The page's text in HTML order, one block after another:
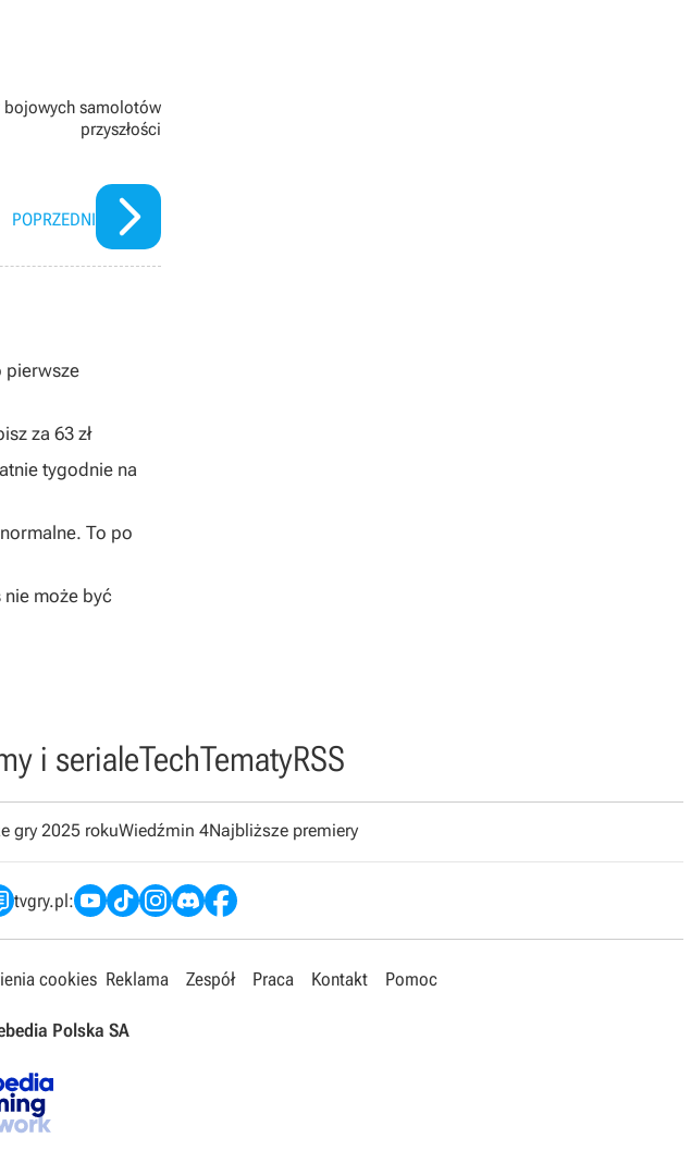
bojowych samolotów
przyszłości
POPRZEDNI
pierwsze
za 63 zł
tygodnie na
To po
nie może być
i serialeTechTematyRSS
gry 2025 rokuWiedźmin 4Najbliższe premiery
tvgry.pl:
cookies Reklama Zespół Praca Kontakt Pomoc
Polska SA